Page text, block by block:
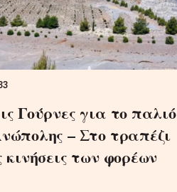
Γούρνες για το παλιό
– Στο τραπέζι
κινήσεις των φορέων